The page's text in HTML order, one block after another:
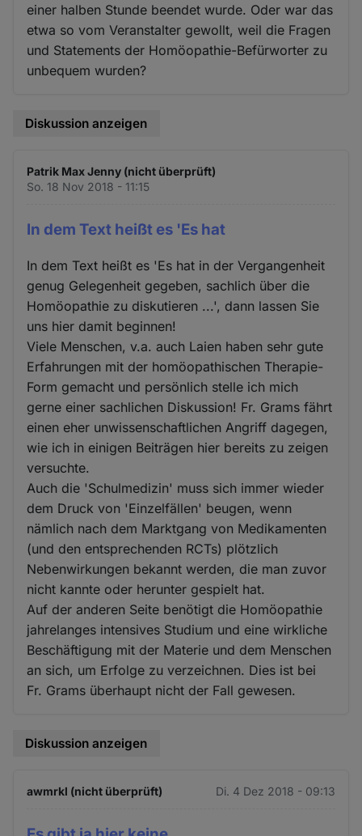
einer halben Stunde beendet wurde. Oder war das
etwa so vom Veranstalter gewollt, weil die Fragen
und Statements der Homöopathie-Befürworter zu
unbequem wurden?
Diskussion anzeigen
Patrik Max Jenny (nicht überprüft)
So. 18 Nov 2018 - 11:15
In dem Text heißt es 'Es hat
In dem Text heißt es 'Es hat in der Vergangenheit
genug Gelegenheit gegeben, sachlich über die
Homöopathie zu diskutieren ...', dann lassen Sie
uns hier damit beginnen!
Viele Menschen, v.a. auch Laien haben sehr gute
Erfahrungen mit der homöopathischen Therapie-
Form gemacht und persönlich stelle ich mich
gerne einer sachlichen Diskussion! Fr. Grams fährt
einen eher unwissenschaftlichen Angriff dagegen,
wie ich in einigen Beiträgen hier bereits zu zeigen
versuchte.
Auch die 'Schulmedizin' muss sich immer wieder
dem Druck von 'Einzelfällen' beugen, wenn
nämlich nach dem Marktgang von Medikamenten
(und den entsprechenden RCTs) plötzlich
Nebenwirkungen bekannt werden, die man zuvor
nicht kannte oder herunter gespielt hat.
Auf der anderen Seite benötigt die Homöopathie
jahrelanges intensives Studium und eine wirkliche
Beschäftigung mit der Materie und dem Menschen
an sich, um Erfolge zu verzeichnen. Dies ist bei
Fr. Grams überhaupt nicht der Fall gewesen.
Diskussion anzeigen
awmrkl (nicht überprüft) Di. 4 Dez 2018 - 09:13